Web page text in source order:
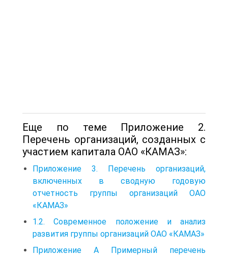
Еще по теме Приложение 2.
Перечень организаций, созданных с
участием капитала ОАО «КАМАЗ»:
Приложение 3. Перечень организаций,
включенных в сводную годовую
отчетность группы организаций ОАО
«КАМАЗ»
1.2. Современное положение и анализ
развития группы организаций ОАО «КАМАЗ»
Приложение А Примерный перечень